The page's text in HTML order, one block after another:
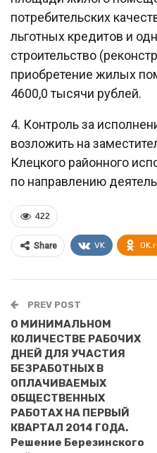
потребительских
льготных кредитов и
строительство
приобретение жилых
4600,0 тысячи рублей.
4. Контроль за
возложить на
Клецкого районного
по направлению
422
Share VK
PREV POST
О МИНИМАЛЬНОМ
КОЛИЧЕСТВЕ РАБОЧИХ
ДНЕЙ ДЛЯ УЧАСТИЯ
БЕЗРАБОТНЫХ В
ОПЛАЧИВАЕМЫХ
ОБЩЕСТВЕННЫХ
РАБОТАХ НА ПЕРВЫЙ
КВАРТАЛ 2014 ГОДА.
Решение Березинского